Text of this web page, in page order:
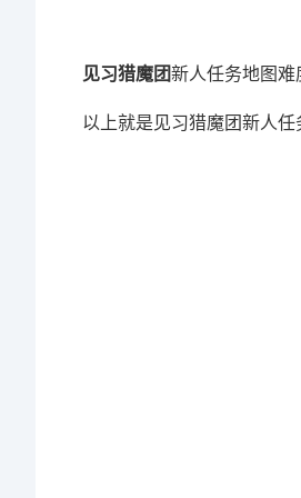
见习猎魔团新人任务地图难
以上就是见习猎魔团新人